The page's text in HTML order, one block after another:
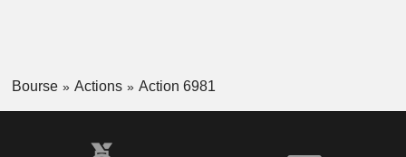
Bourse Actions Action 6981